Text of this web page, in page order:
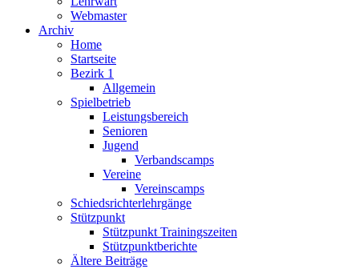
Webmaster
Archiv
Home
Startseite
Bezirk 1
Allgemein
Spielbetrieb
Leistungsbereich
Senioren
Jugend
Verbandscamps
Vereine
Vereinscamps
Schiedsrichterlehrgänge
Stützpunkt
Stützpunkt Trainingszeiten
Stützpunktberichte
Ältere Beiträge